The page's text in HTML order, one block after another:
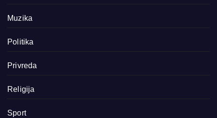
Muzika
Politika
Privreda
Religija
Sport